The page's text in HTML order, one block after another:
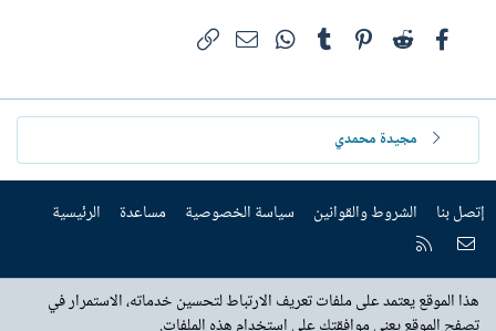
فيسبوكReddit
Pinterest
Tumblr
WhatsAppالبريد الإلكتروني
مجيدة محمدي
إتصل بنا الشروط والقوانين سياسة الخصوصية مساعدة الرئيسية
إتصل بنا
هذا الموقع يعتمد على ملفات تعريف الارتباط لتحسين خدماته، الاستمرار في